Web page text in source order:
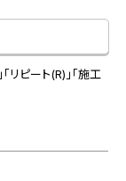
客様）
ピート(R)」「施工